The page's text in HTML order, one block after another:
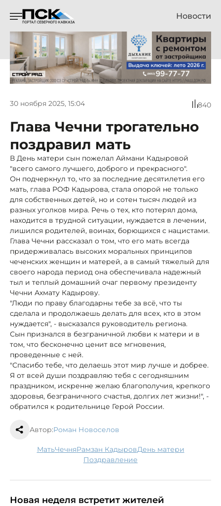
Новости
30 ноября 2025, 15:04 840
Глава Чечни трогательно
поздравил мать
В День матери сын пожелал Аймани Кадыровой
"всего самого лучшего, доброго и прекрасного".
Он подчеркнул то, что за последние десятилетия его
мать, глава РОФ Кадырова, стала опорой не только
для собственных детей, но и сотен тысяч людей из
разных уголков мира. Речь о тех, кто потерял дома,
находится в трудной ситуации, нуждается в лечении,
лишился родителей, воинах, борющихся с нацистами.
Глава Чечни рассказал о том, что его мать всегда
придерживалась высоких моральных принципов
чеченских женщин и матерей, а в самый тяжелый для
своего народа период она обеспечивала надежный
тыл и теплый домашний очаг первому президенту
Чечни Ахмату Кадырову.
"Люди по праву благодарны тебе за всё, что ты
сделала и продолжаешь делать для всех, кто в этом
нуждается", - высказался руководитель региона.
Сын признался в безграничной любви к матери и в
том, что бесконечно ценит все мгновения,
проведенные с ней.
"Спасибо тебе, что делаешь этот мир лучше и добрее.
Я от всей души поздравляю тебя с сегодняшним
праздником, искренне желаю благополучия, крепкого
здоровья, безграничного счастья, долгих лет жизни!", -
обратился к родительнице Герой России.
Автор:Роман Новоселов
мать Чечня Рамзан Кадыров
День матери
поздравление
Новая неделя встретит жителей